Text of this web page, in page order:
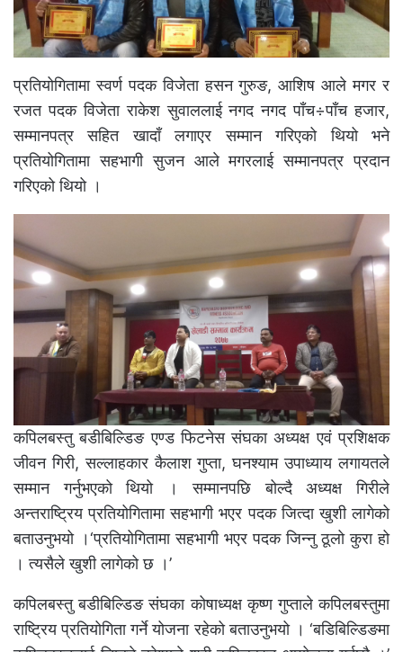
प्रतियोगितामा स्वर्ण पदक विजेता हसन गुरुङ, आशिष आले मगर र
रजत पदक विजेता राकेश सुवाललाई नगद नगद पाँच÷पाँच हजार,
सम्मानपत्र सहित खादाँ लगाएर सम्मान गरिएको थियो भने
प्रतियोगितामा सहभागी सुजन आले मगरलाई सम्मानपत्र प्रदान
गरिएको थियो ।
कपिलबस्तु बडीबिल्डिङ एण्ड फिटनेस संघका अध्यक्ष एवं प्रशिक्षक
जीवन गिरी, सल्लाहकार कैलाश गुप्ता, घनश्याम उपाध्याय लगायतले
सम्मान गर्नुभएको थियो । सम्मानपछि बोल्दै अध्यक्ष गिरीले
अन्तराष्ट्रिय प्रतियोगितामा सहभागी भएर पदक जित्दा खुशी लागेको
बताउनुभयो ।‘प्रतियोगितामा सहभागी भएर पदक जिन्नु ठूलो कुरा हो
। त्यसैले खुशी लागेको छ ।’
कपिलबस्तु बडीबिल्डिङ संघका कोषाध्यक्ष कृष्ण गुप्ताले कपिलबस्तुमा
राष्ट्रिय प्रतियोगिता गर्ने योजना रहेको बताउनुभयो । ‘बडिबिल्डिङमा